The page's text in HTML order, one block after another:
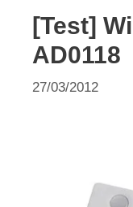
[Test]
AD0118
27/03/2012